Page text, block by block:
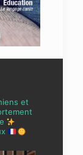
et